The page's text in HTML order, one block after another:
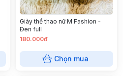
Giày thể thao nữ M Fashion -
Đen full
180.000đ
Chọn mua